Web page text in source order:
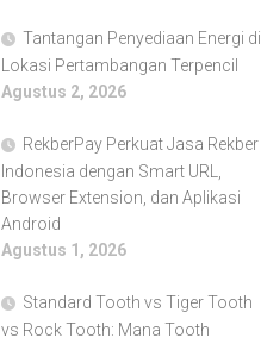
Tantangan Penyediaan Energi di
Lokasi Pertambangan Terpencil
Agustus 2, 2026
RekberPay Perkuat Jasa Rekber
Indonesia dengan Smart URL,
Browser Extension, dan Aplikasi
Android
Agustus 1, 2026
Standard Tooth vs Tiger Tooth
vs Rock Tooth: Mana Tooth